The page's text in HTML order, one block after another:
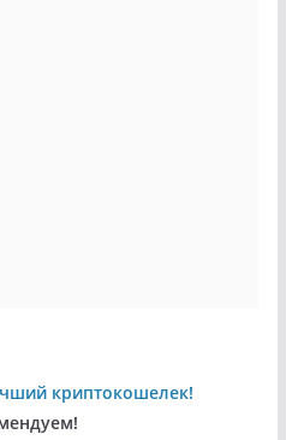
криптокошелек!